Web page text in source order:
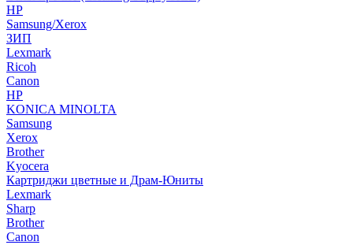
HP
Samsung/Xerox
ЗИП
Lexmark
Ricoh
Canon
HP
KONICA MINOLTA
Samsung
Xerox
Brother
Kyocera
Картриджи цветные и Драм-Юниты
Lexmark
Sharp
Brother
Canon